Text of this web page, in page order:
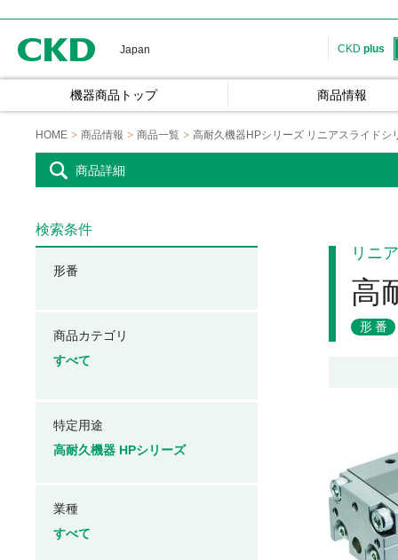
Japan CKD plus
機器商品トップ 商品情報
HOME 商品情報 商品一覧 高耐久機器HPシリーズ リニアスライドシ
商品詳細
リニ
高
形番
検索条件
形番
商品カテゴリ
すべて
特定用途
高耐久機器 HPシリーズ
業種
すべて